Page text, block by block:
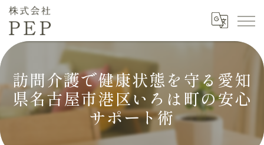
訪問介護で健康状態を守る愛知
県名古屋市港区いろは町の安心
サポート術